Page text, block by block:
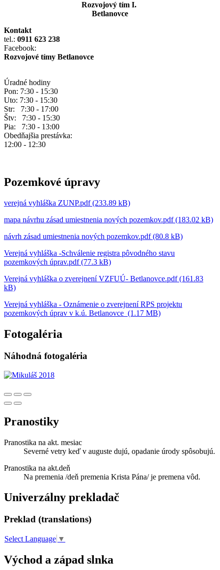
Rozvojový tím I.
Betlanovce
Kontakt
tel.: 0911 623 238
Facebook:
Rozvojové tímy Betlanovce
Úradné hodiny
Pon: 7:30 - 15:30
Uto: 7:30 - 15:30
Str: 7:30 - 17:00
Štv: 7:30 - 15:30
Pia: 7:30 - 13:00
Obedňajšia prestávka:
12:00 - 12:30
Pozemkové úpravy
verejná vyhláška ZUNP.pdf (233.89 kB)
mapa návrhu zásad umiestnenia nových pozemkov.pdf (183.02 kB)
návrh zásad umiestnenia nových pozemkov.pdf (80.8 kB)
Verejná vyhláška -Schválenie registra pôvodného stavu
pozemkových úprav.pdf (77.3 kB)
Verejná vyhláška o zverejnení VZFUÚ- Betlanovce.pdf (161.83
kB)
Verejná vyhláška - Oznámenie o zverejnení RPS projektu
pozemkových úprav v k.ú. Betlanovce (1.17 MB)
Fotogaléria
Náhodná fotogaléria
Pranostiky
Pranostika na akt. mesiac
Severné vetry keď v auguste dujú, opadanie úrody spôsobujú.
Pranostika na akt.deň
Na premenia /deň premenia Krista Pána/ je premena vôd.
Univerzálny prekladač
Preklad (translations)
Select Language ▼
Východ a západ slnka